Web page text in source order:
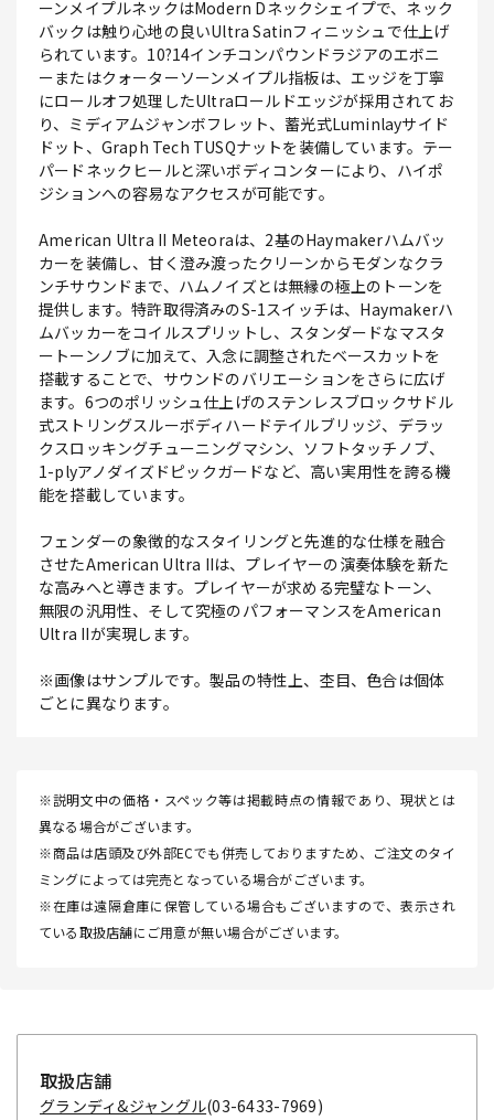
ーンメイプルネックはModern Dネックシェイプで、ネック
バックは触り心地の良いUltra Satinフィニッシュで仕上げ
られています。10?14インチコンパウンドラジアのエボニ
ーまたはクォーターソーンメイプル指板は、エッジを丁寧
にロールオフ処理したUltraロールドエッジが採用されてお
り、ミディアムジャンボフレット、蓄光式Luminlayサイド
ドット、Graph Tech TUSQナットを装備しています。テー
パードネックヒールと深いボディコンターにより、ハイポ
ジションへの容易なアクセスが可能です。
American Ultra II Meteoraは、2基のHaymakerハムバッ
カーを装備し、甘く澄み渡ったクリーンからモダンなクラ
ンチサウンドまで、ハムノイズとは無縁の極上のトーンを
提供します。特許取得済みのS-1スイッチは、Haymakerハ
ムバッカーをコイルスプリットし、スタンダードなマスタ
ートーンノブに加えて、入念に調整されたベースカットを
搭載することで、サウンドのバリエーションをさらに広げ
ます。6つのポリッシュ仕上げのステンレスブロックサドル
式ストリングスルーボディハードテイルブリッジ、デラッ
クスロッキングチューニングマシン、ソフトタッチノブ、
1-plyアノダイズドピックガードなど、高い実用性を誇る機
能を搭載しています。
フェンダーの象徴的なスタイリングと先進的な仕様を融合
させたAmerican Ultra IIは、プレイヤーの演奏体験を新た
な高みへと導きます。プレイヤーが求める完璧なトーン、
無限の汎用性、そして究極のパフォーマンスをAmerican
Ultra IIが実現します。
※画像はサンプルです。製品の特性上、杢目、色合は個体
ごとに異なります。
※説明文中の価格・スペック等は掲載時点の情報であり、現状とは
異なる場合がございます。
※商品は店頭及び外部ECでも併売しておりますため、ご注文のタイ
ミングによっては完売となっている場合がございます。
※在庫は遠隔倉庫に保管している場合もございますので、表示され
ている取扱店舗にご用意が無い場合がございます。
取扱店舗
グランディ&ジャングル(03-6433-7969)